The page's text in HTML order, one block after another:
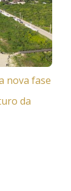
nova fase
da